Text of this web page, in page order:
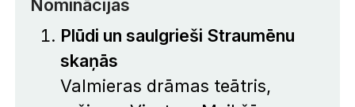
Nominācijas
Plūdi un saulgrieši Straumēnu
skaņās
Valmieras drāmas teātris,